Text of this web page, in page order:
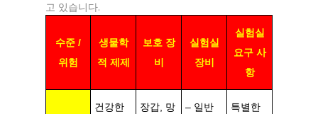
고 있습니다.
수준 /
위험
생물학
적 제제
보호 장
비
실험실
장비
실험실
요구 사
항
건강한
장갑, 망
– 일반
특별한